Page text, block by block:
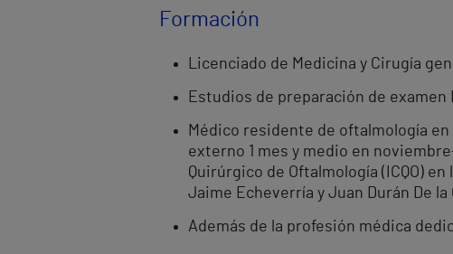
Formación
Licenciado de Medicina y Cirugía
Estudios de preparación de examen
Médico residente de oftalmología
externo 1 mes y medio en
Quirúrgico de Oftalmología (ICQO)
Jaime Echeverría y Juan Durán De la
Además de la profesión médica